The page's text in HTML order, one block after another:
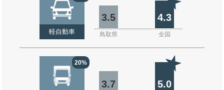
軽自動車
3.5 4.3
鳥取県 全国
20%
3.7 5.0